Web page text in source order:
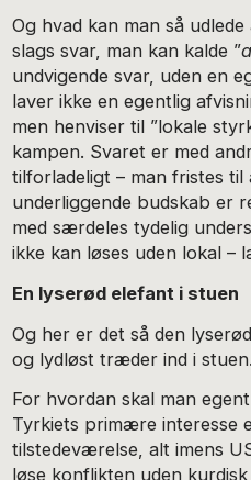
Og hvad kan man så
slags svar, man kan kalde ”
undvigende svar, uden en
laver ikke en egentlig
men henviser til ”lokale
kampen. Svaret er med
tilforladeligt – man fristes
underliggende budskab er
med særdeles tydelig
ikke kan løses uden lokal –
En lyserød elefant i stuen
Og her er det så den
og lydløst træder ind i stuen.
For hvordan skal man
Tyrkiets primære interesse
tilstedeværelse, alt imens
løse konflikten uden kurdisk